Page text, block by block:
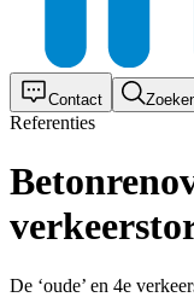
Contact
Referenties
De ‘oude’ en 4e